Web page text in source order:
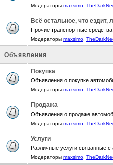
Модераторы maxsimo
Всё остальное, что ездит,
Прочие транспортные средства
Модераторы maxsimo
Объявления
Покупка
Объявления о покупке
Модераторы maxsimo
Продажа
Объявления о продаже
Модераторы maxsimo
Услуги
Различные услуги связанные с
Модераторы maxsimo